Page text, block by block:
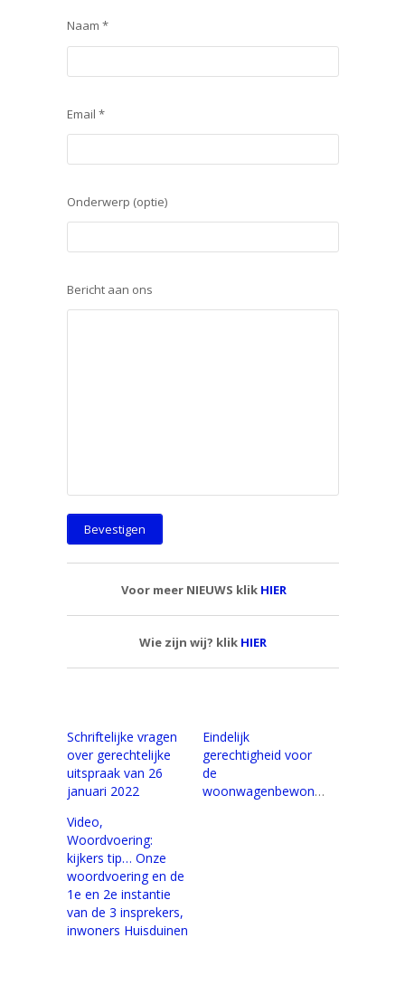
Naam *
Email *
Onderwerp (optie)
Bericht aan ons
Voor meer NIEUWS klik HIER
Wie zijn wij? klik HIER
Schriftelijke vragen
over gerechtelijke
uitspraak van 26
januari 2022
Eindelijk
gerechtigheid voor
de
woonwagenbewoners
Video,
Woordvoering:
kijkers tip… Onze
woordvoering en de
1e en 2e instantie
van de 3 insprekers,
inwoners Huisduinen